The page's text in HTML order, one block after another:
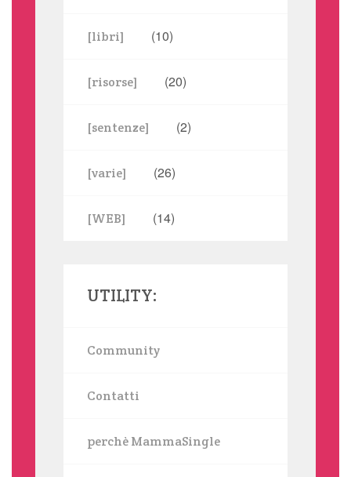
[libri] (10)
[risorse] (20)
[sentenze] (2)
[varie] (26)
[WEB] (14)
UTILITY:
Community
Contatti
perchè MammaSingle